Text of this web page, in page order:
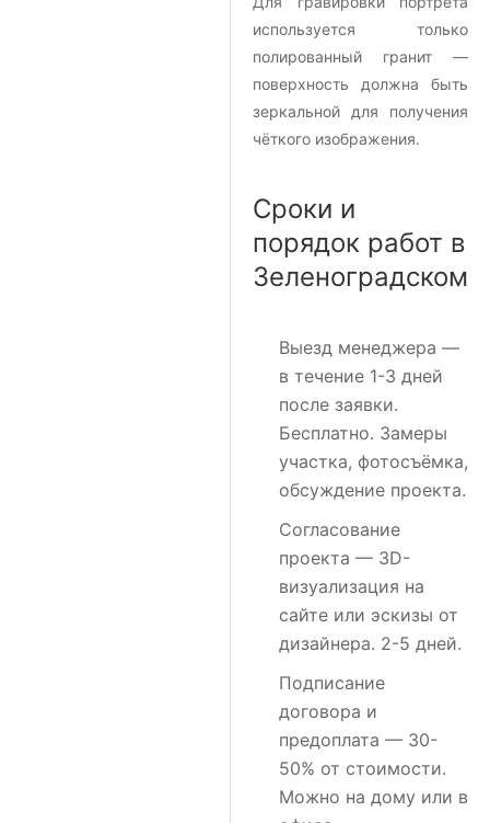
используется только
полированный гранит —
поверхность должна быть
зеркальной для получения
чёткого изображения.
Сроки и
порядок работ в
Зеленоградском
Выезд менеджера —
в течение 1-3 дней
после заявки.
Бесплатно. Замеры
участка, фотосъёмка,
обсуждение проекта.
Согласование
проекта — 3D-
визуализация на
сайте или эскизы от
дизайнера. 2-5 дней.
Подписание
договора и
предоплата — 30-
50% от стоимости.
Можно на дому или в